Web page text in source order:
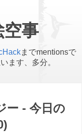
事
までmentionsで
ます、多分。
ー - 今日の